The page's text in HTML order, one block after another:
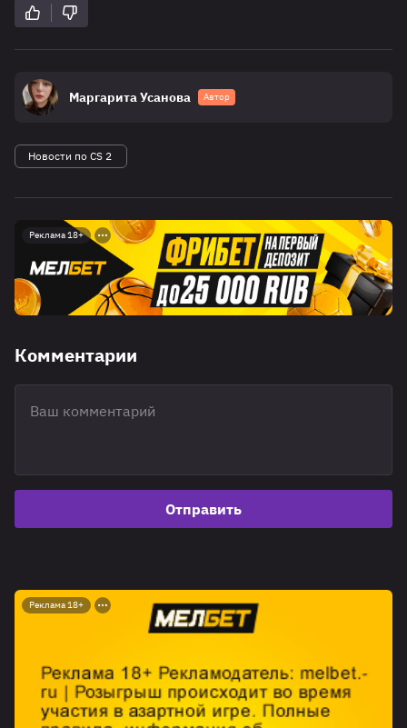
Маргарита Усанова Автор
Новости по CS 2
Реклама 18+
Комментарии
Отправить
Реклама 18+